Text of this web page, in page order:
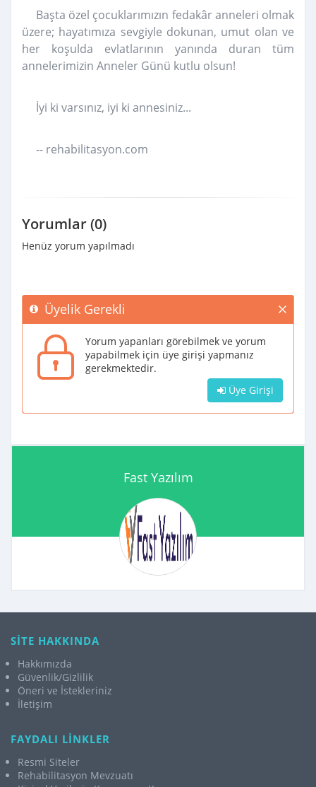
Başta özel çocuklarımızın fedakâr anneleri olmak
üzere; hayatımıza sevgiyle dokunan, umut olan ve
her koşulda evlatlarının yanında duran tüm
annelerimizin Anneler Günü kutlu olsun!
İyi ki varsınız, iyi ki annesiniz...
-- rehabilitasyon.com
Yorumlar (0)
Henüz yorum yapılmadı
Üyelik Gerekli
Yorum yapanları görebilmek ve yorum
yapabilmek için üye girişi yapmanız
gerekmektedir.
Üye Girişi
Fast Yazılım
SİTE HAKKINDA
Hakkımızda
Güvenlik/Gizlilik
Öneri ve İstekleriniz
İletişim
FAYDALI LİNKLER
Resmi Siteler
Rehabilitasyon Mevzuatı